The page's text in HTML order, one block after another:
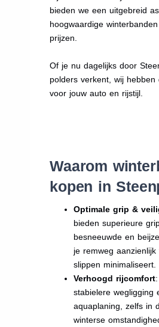
bieden we een uitgebreid
hoogwaardige
prijzen.
Of je nu dagelijks door
polders verkent, wij
voor jouw auto en rijstijl.
Waarom
kopen in
Optimale grip &
bieden superieure
besneeuwde en
je remweg
slippen minimaliseert.
Verhoogd rijcomfort
stabielere wegligging
aquaplaning, zelfs in
winterse